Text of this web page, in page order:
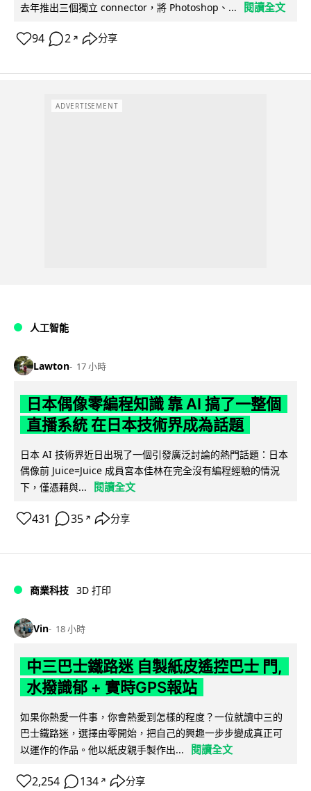
去年推出三個獨立 connector，將 Photoshop、... 閱讀全文
94 2 ↗ 分享
ADVERTISEMENT
人工智能
Lawton 17 小時
日本偶像零編程知識 靠 AI 搞了一整個
直播系統 在日本技術界成為話題
日本 AI 技術界近日出現了一個引發廣泛討論的熱門話題：日本
偶像前 Juice=Juice 成員宮本佳林在完全沒有編程經驗的情況
下，僅憑藉與...
閱讀全文
431 35 ↗ 分享
商業科技 3D 打印
Vin 18 小時
中三巴士鐵路迷 自製紙皮遙控巴士 門,
水撥識郁 + 實時GPS報站
如果你熱愛一件事，你會熱愛到怎樣的程度？一位就讀中三的
巴士鐵路迷，選擇由零開始，把自己的興趣一步步變成真正可
以運作的作品。他以紙皮親手製作出...
閱讀全文
2,254 134 ↗ 分享